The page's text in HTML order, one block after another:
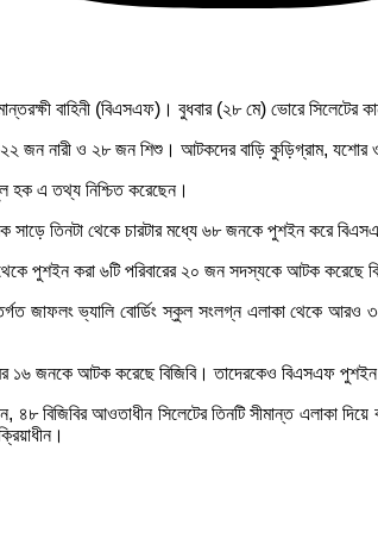
বাহিনী (বিএসএফ)। বুধবার (২৮ মে) ভোরে সিলেটের
জন নারী ও ২৮ জন শিশু। আটকদের বাড়ি কুড়িগ্রাম, যশোর ও
হক এ তথ্য নিশ্চিত করেছেন।
সাড়ে তিনটা থেকে চারটার মধ্যে ৬৮ জনকে পুশইন করে
থেকে পুশইন করা ৬টি পরিবারের ২০ জন সদস্যকে আটক
জাফলং ভ্যালি বোর্ডিং স্কুল সংলগ্ন এলাকা
১৬ জনকে আটক করেছে বিজিবি। তাদেরকেও বিএসএফ
৪৮ বিজিবির আওতাধীন সিলেটের তিনটি সীমান্ত